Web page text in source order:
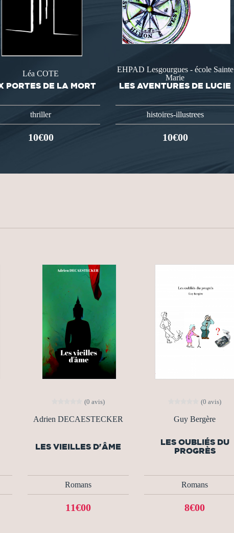
Léa COTE
PORTES DE LA MORT
thriller
10€00
EHPAD Lesgourgues - école Sainte
Marie
LES AVENTURES DE LUCIE
histoires-illustrees
10€00
(0 avis)
Adrien DECAESTECKER
LES VIEILLES D'ÂME
Romans
11€00
(0 avis)
Guy Bergère
LES OUBLIÉS DU
PROGRÈS
Romans
8€00